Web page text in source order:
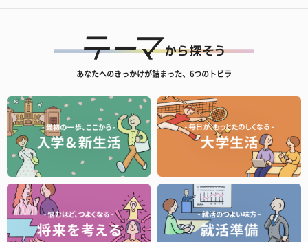
あなたへのきっかけが詰まった、6つのトビラ